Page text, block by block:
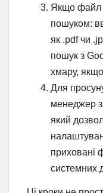
Якщо файл
пошуком:
як .pdf чи
пошук з
хмару, якщо
Для
менеджер
який
приховані
системних